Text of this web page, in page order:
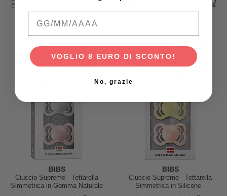
-70%
BIBS
Ciuccio Supreme - Tettarella
Simmetrica in Gomma Naturale
- Haze e Rosa - Senza PBA,
-70%
BIBS
Ciuccio Supreme - Tettarella
Simmetrica in Silicone -
Sunshine e Peach Sunset -
VOGLIO 8 EURO DI SCONTO!
No, grazie